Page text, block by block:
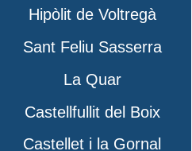
Hipòlit de Voltregà
Sant Feliu Sasserra
La Quar
Castellfullit del Boix
Castellet i la Gornal